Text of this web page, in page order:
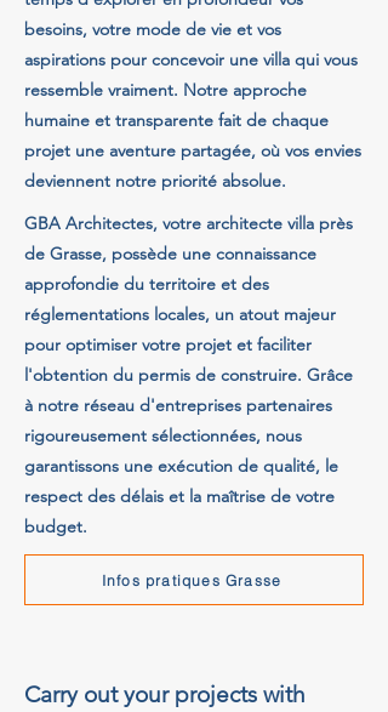
besoins, votre mode de vie et vos
aspirations pour concevoir une villa qui vous
ressemble vraiment. Notre approche
humaine et transparente fait de chaque
projet une aventure partagée, où vos envies
deviennent notre priorité absolue.
GBA Architectes, votre architecte villa près
de Grasse, possède une connaissance
approfondie du territoire et des
réglementations locales, un atout majeur
pour optimiser votre projet et faciliter
l'obtention du permis de construire. Grâce
à notre réseau d'entreprises partenaires
rigoureusement sélectionnées, nous
garantissons une exécution de qualité, le
respect des délais et la maîtrise de votre
budget.
Infos pratiques Grasse
Carry out your projects with